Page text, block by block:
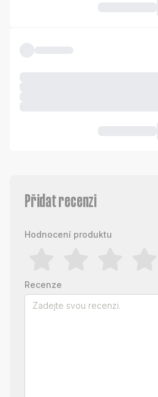
Přidat recenzi
Hodnocení produktu
Recenze